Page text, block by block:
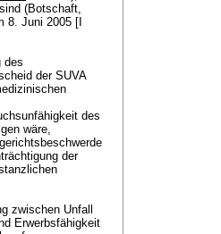
(Botschaft,
8. Juni 2005 [I
des
der SUVA
des
wäre,
der
zwischen Unfall
Erwerbsfähigkeit